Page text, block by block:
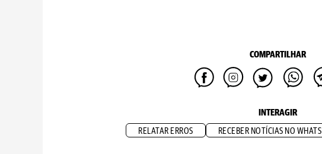
COMPARTILHAR
INTERAGIR
RELATAR ERROS RECEBER NOTÍCIAS NO WHATS